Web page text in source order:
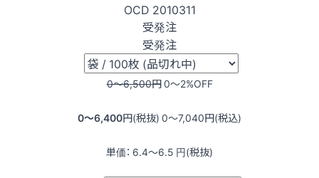
OCD 2010311
受発注
受発注
0〜6,500円0〜2%OFF
0〜6,400円(税抜) 0〜7,040円(税込)
単価： 6.4〜6.5 円(税抜)